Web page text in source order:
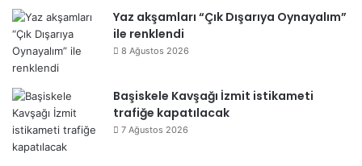
Yaz akşamları “Çık Dışarıya Oynayalım”
ile renklendi
8 Ağustos 2026
Başiskele Kavşağı İzmit istikameti
trafiğe kapatılacak
7 Ağustos 2026